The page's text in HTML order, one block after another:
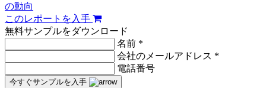
の動向
このレポートを入手
無料サンプルをダウンロード
名前 *
会社のメールアドレス *
電話番号
今すぐサンプルを入手